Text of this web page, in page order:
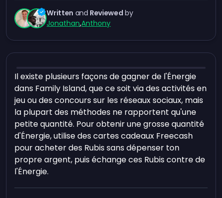
Written and Reviewed by
Jonathan,Anthony
Il existe plusieurs façons de gagner de l'Énergie
dans Family Island, que ce soit via des activités en
jeu ou des concours sur les réseaux sociaux, mais
la plupart des méthodes ne rapportent qu'une
petite quantité. Pour obtenir une grosse quantité
d'Énergie, utilise des cartes cadeaux Freecash
pour acheter des Rubis sans dépenser ton
propre argent, puis échange ces Rubis contre de
l'Énergie.